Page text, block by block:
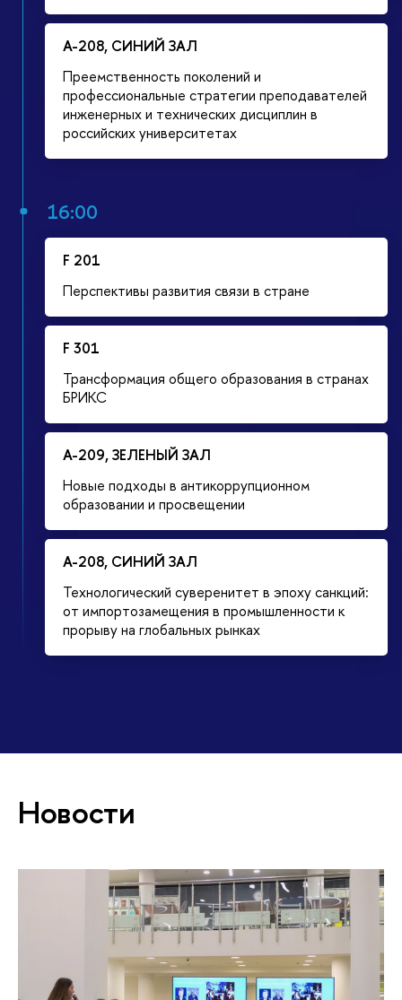
А-208, СИНИЙ ЗАЛ
Преемственность поколений и
профессиональные стратегии преподавателей
инженерных и технических дисциплин в
российских университетах
16:00
F 201
Перспективы развития связи в стране
F 301
Трансформация общего образования в странах
БРИКС
А-209, ЗЕЛЕНЫЙ ЗАЛ
Новые подходы в антикоррупционном
образовании и просвещении
А-208, СИНИЙ ЗАЛ
Технологический суверенитет в эпоху санкций:
от импортозамещения в промышленности к
прорыву на глобальных рынках
Новости